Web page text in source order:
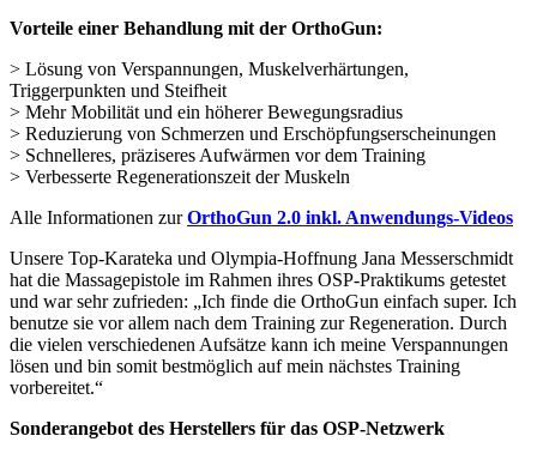
Vorteile einer Behandlung mit der OrthoGun:
> Lösung von Verspannungen, Muskelverhärtungen,
Triggerpunkten und Steifheit
> Mehr Mobilität und ein höherer Bewegungsradius
> Reduzierung von Schmerzen und Erschöpfungserscheinungen
> Schnelleres, präziseres Aufwärmen vor dem Training
> Verbesserte Regenerationszeit der Muskeln
Alle Informationen zurOrthoGun 2.0 inkl. Anwendungs-Videos
Unsere Top-Karateka und Olympia-Hoffnung Jana Messerschmidt
hat die Massagepistole im Rahmen ihres OSP-Praktikums getestet
und war sehr zufrieden: „Ich finde die OrthoGun einfach super. Ich
benutze sie vor allem nach dem Training zur Regeneration. Durch
die vielen verschiedenen Aufsätze kann ich meine Verspannungen
lösen und bin somit bestmöglich auf mein nächstes Training
vorbereitet.“
Sonderangebot des Herstellers für das OSP-Netzwerk